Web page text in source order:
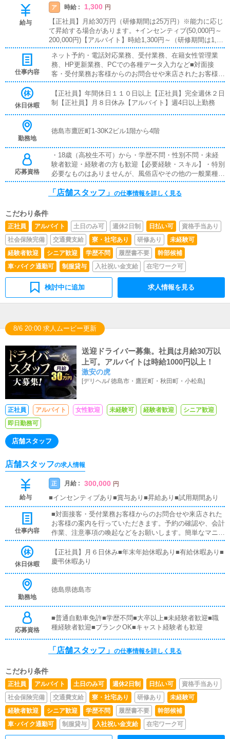
給与
ア 時給 : 1,300 円
【正社員】月給30万円（研修期間は25万円）※能力に応じ
て昇給する場合があります。+インセンティブ(50,000円～
200,000円)【アルバイト】時給1,300円～（研修期間は1,00
0円）週4日以上1日8時間勤務可能な方■インセンティブあ
り■賞与あり■昇給あり■残業代支給■試用期間あり■日払い
可■週払い可
仕事内容
ネット予約・電話対応業務、受付業務、在籍女性管理業
務、HP更新業務、PCでの各種データ入力など■対面接
客・受付業務お客様からのお問合せや来店されたお客様の
案内を行っていただきます。予約の確認や、会計作業、注
意事項の喚起などをお願いします。簡単なマニュアルや、
先輩スタッフに付いて業務内容を見ながら徐々に覚えてい
ていただきます。【新規のお客様の増加】【お客様のリピ
上UPに繋がる施策の提案を行っていただきます。■キャス
ト管理お店で働いていただいているキャストの方が稼げる
ようにインターネットを使ったPR（写メ日記）などの使
い方などのアドバイスを行っていただきます。■PC更新業
業を行っていただきます。キャストの出勤情報やイベン
題ありません。PCが苦手な人でも簡単にできます。■清
掃・備品管理お客様やキャストの方に快適にお過ごしいた
だくため、店内の清掃や備品の管理・補充を行っていただ
きます。
休日休暇
【正社員】年間休日１１０日以上【正社員】完全週休２日
制【正社員】月８日休み【アルバイト】週4日以上勤務
勤務地
徳島市鷹匠町1-30K2ビル1階から4階
応募資格
・18歳（高校生不可）から・学歴不問・性別不問・未経
験者歓迎・経験者の方も歓迎【必要経験・スキル】・特別
必要なものはありませんが、風俗店やその他の一般業種で
の接客経験がある方は特に大歓迎です。・また、ヘブンネ
ットなどの風俗ポータルサイトの更新をしたことがある方
「店舗スタッフ」 の仕事情報を詳しく見る
こだわり条件
正社員 アルバイト 土日のみ可 週休2日制 日払い可
資格手当あり
社会保険完備
交通費支給 寮・社宅あり 研修あり
未経験可
経験者歓迎
シニア歓迎 学歴不問 履歴書不要
幹部候補
車･バイク通勤可
制服貸与 入社祝い金支給 在宅ワーク可
検討中に追加 求人情報を見る
8/6 20:00 求人ムービー更新
送迎ドライバー募集。社員は月給30万以
上可。アルバイトは時給1000円以上！
激安の虎
[デリヘル/徳島市・鷹匠町・秋田町・小松島]
正社員 アルバイト 女性歓迎 未経験可 経験者歓迎
シニア歓迎
即日勤務可
店舗スタッフ
店舗スタッフの求人情報
給与
正 月給 : 300,000 円
■インセンティブあり■賞与あり■昇給あり■試用期間あり
仕事内容
■対面接客・受付業務お客様からのお問合せや来店された
お客様の案内を行っていただきます。予約の確認や、会計
作業、注意事項の喚起などをお願いします。簡単なマニュ
アルや、先輩スタッフに付いて業務内容を見ながら徐々に
覚えていただきますので、未経験の方でも安心して働けま
す。■PC更新業務ヘブンネットなど、ポータルサイト等の
はボタンを押すだけや、ブログの更新時に簡単に文字が入
きます。■清掃・備品管理お客様やキャストの方に快適に
お過ごしいただくため、店内の清掃や備品の管理・補充を
行っていただきます。
休日休暇
【正社員】月６日休み■年末年始休暇あり■有給休暇あり■
慶弔休暇あり
勤務地
徳島県徳島市
応募資格
■普通自動車免許■学歴不問■大卒以上■未経験者歓迎■職
種経験者歓迎■ブランクOK■キャスト経験者も歓迎
「店舗スタッフ」 の仕事情報を詳しく見る
こだわり条件
正社員 アルバイト 土日のみ可 週休2日制 日払い可
資格手当あり
社会保険完備
交通費支給 寮・社宅あり 研修あり
未経験可
経験者歓迎
シニア歓迎 学歴不問 履歴書不要
幹部候補
車･バイク通勤可
制服貸与 入社祝い金支給 在宅ワーク可